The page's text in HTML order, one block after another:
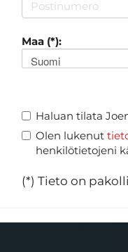
Maa (*):
Suomi
Haluan tilata
Olen lukenut
henkilötietojeni
(*) Tieto on